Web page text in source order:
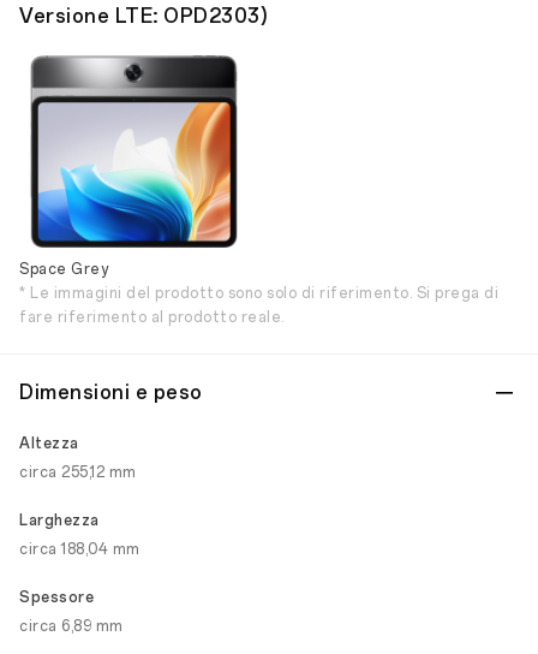
Versione LTE: OPD2303)
Space Grey
* Le immagini del prodotto sono solo di riferimento. Si prega di
fare riferimento al prodotto reale.
Dimensioni e peso
Altezza
circa 255,12 mm
Larghezza
circa 188,04 mm
Spessore
circa 6,89 mm